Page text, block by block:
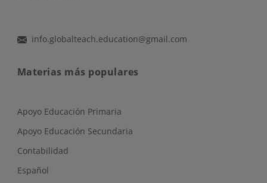
info.globalteach.education@gmail.com
Materias más populares
Apoyo Educación Primaria
Apoyo Educación Secundaria
Contabilidad
Español